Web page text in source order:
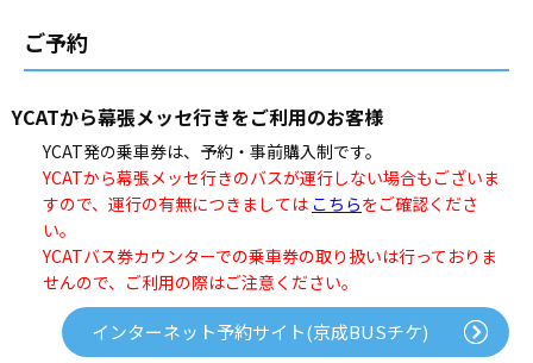
ご予約
YCATから幕張メッセ行きをご利用のお客様
YCAT発の乗車券は、予約・事前購入制です。
YCATから幕張メッセ行きのバスが運行しない場合もございま
すので、運行の有無につきましては こちらをご確認くださ
い。
YCATバス券カウンターでの乗車券の取り扱いは行っておりま
せんので、ご利用の際はご注意ください。
インターネット予約サイト(京成BUSチケ)